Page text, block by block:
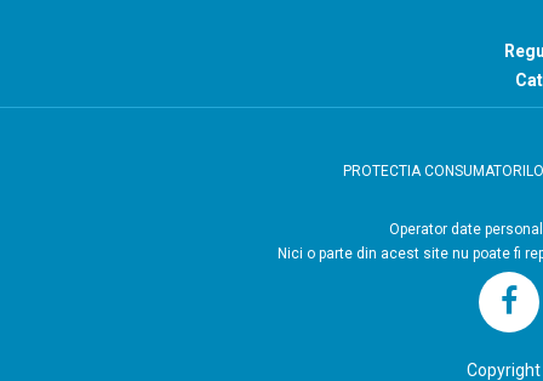
PROTECTIA
Nici o parte din acest site nu poate fi
Copyright